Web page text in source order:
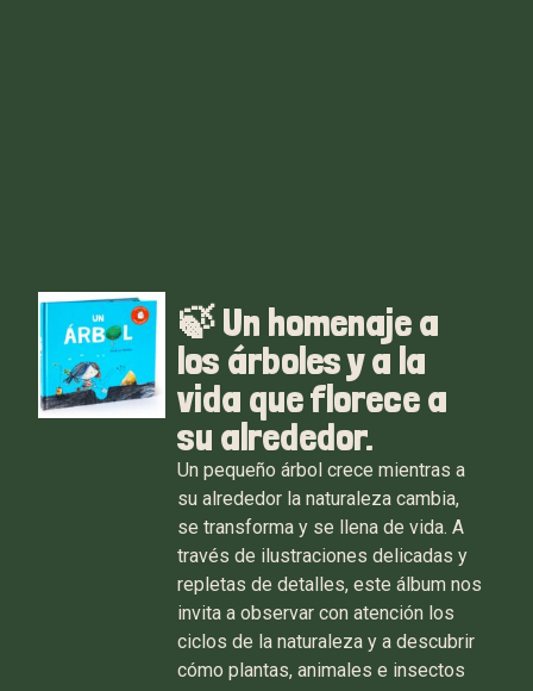
🍃 Un homenaje a
los árboles y a la
vida que florece a
su alrededor.
Un pequeño árbol crece mientras a
su alrededor la naturaleza cambia,
se transforma y se llena de vida. A
través de ilustraciones delicadas y
repletas de detalles, este álbum nos
invita a observar con atención los
ciclos de la naturaleza y a descubrir
cómo plantas, animales e insectos